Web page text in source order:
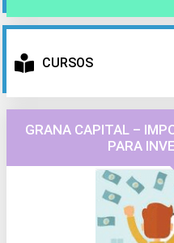
CURSOS
GRANA CAPITAL –
PARA